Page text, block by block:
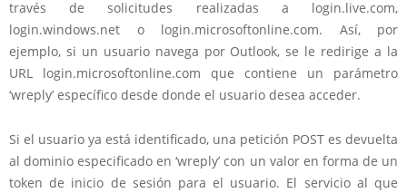
través de solicitudes realizadas a login.live.com,
login.windows.net o login.microsoftonline.com. Así, por
ejemplo, si un usuario navega por Outlook, se le redirige a la
URL login.microsoftonline.com que contiene un parámetro
‘wreply’ específico desde donde el usuario desea acceder.
Si el usuario ya está identificado, una petición POST es devuelta
al dominio especificado en ‘wreply’ con un valor en forma de un
token de inicio de sesión para el usuario. El servicio al que